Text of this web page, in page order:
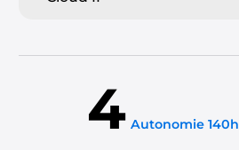
4 Autonomie 140h